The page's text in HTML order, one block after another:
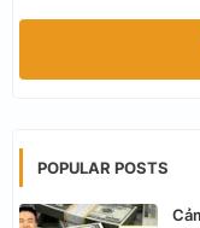
POPULAR POSTS